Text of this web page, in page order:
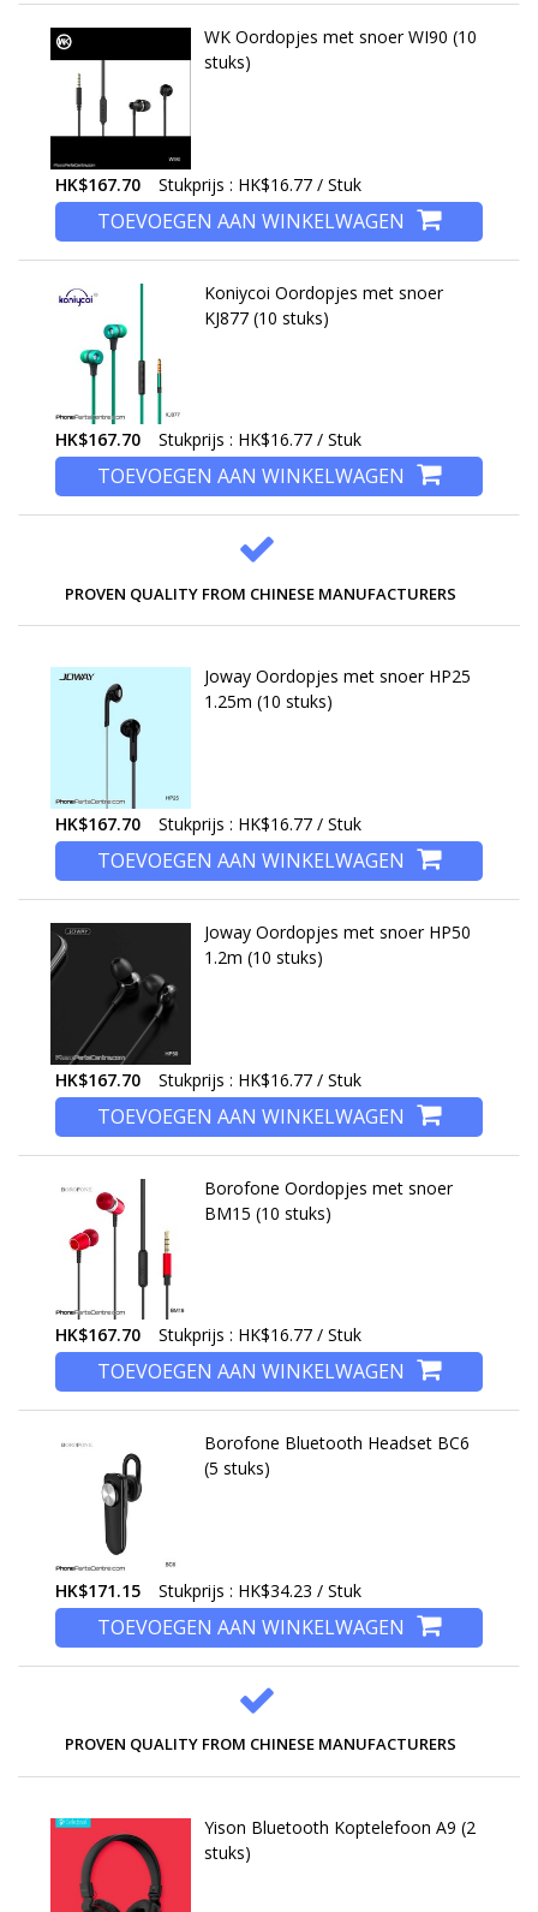
WK Oordopjes met snoer WI90 (10
stuks)
HK$167.70 Stukprijs : HK$16.77 / Stuk
TOEVOEGEN AAN WINKELWAGEN
Koniycoi Oordopjes met snoer
KJ877 (10 stuks)
HK$167.70 Stukprijs : HK$16.77 / Stuk
TOEVOEGEN AAN WINKELWAGEN
PROVEN QUALITY FROM CHINESE MANUFACTURERS
Joway Oordopjes met snoer HP25
1.25m (10 stuks)
HK$167.70 Stukprijs : HK$16.77 / Stuk
TOEVOEGEN AAN WINKELWAGEN
Joway Oordopjes met snoer HP50
1.2m (10 stuks)
HK$167.70 Stukprijs : HK$16.77 / Stuk
TOEVOEGEN AAN WINKELWAGEN
Borofone Oordopjes met snoer
BM15 (10 stuks)
HK$167.70 Stukprijs : HK$16.77 / Stuk
TOEVOEGEN AAN WINKELWAGEN
Borofone Bluetooth Headset BC6
(5 stuks)
HK$171.15 Stukprijs : HK$34.23 / Stuk
TOEVOEGEN AAN WINKELWAGEN
PROVEN QUALITY FROM CHINESE MANUFACTURERS
Yison Bluetooth Koptelefoon A9 (2
stuks)